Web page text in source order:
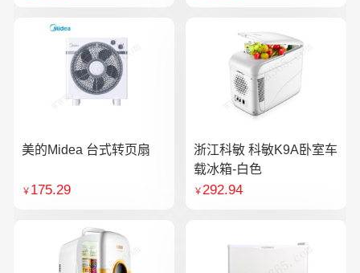
美的Midea 台式转页扇
￥ 175.29
浙江科敏 科敏K9A卧室车
载冰箱-白色
￥292.94